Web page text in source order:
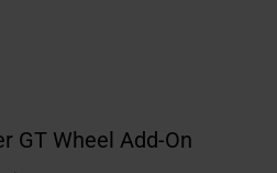
GT Wheel Add-On